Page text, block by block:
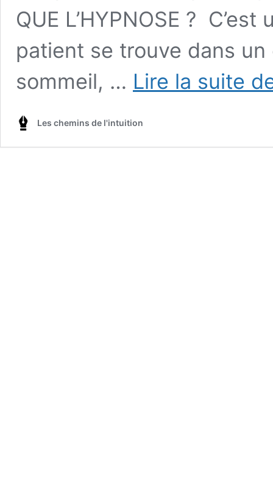
QUE L’HYPNOSE ?
patient se trouve dans
sommeil, … Lire la suite
Les chemins de l'intuition